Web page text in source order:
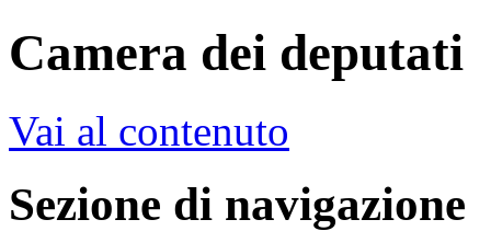
Camera dei deputati
Vai al contenuto
Sezione di navigazione